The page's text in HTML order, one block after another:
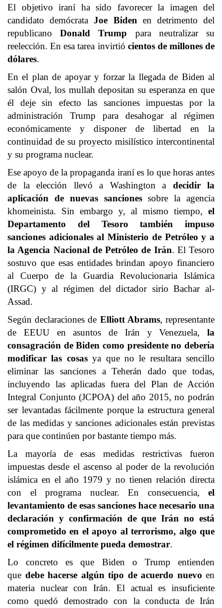
El objetivo iraní ha sido favorecer la imagen del
candidato demócrataJoe Biden en detrimento del
republicanoDonald Trump para neutralizar su
reelección. En esa tarea invirtió cientos de millones de
dólares.
En el plan de apoyar y forzar la llegada de Biden al
salón Oval, los mullah depositan su esperanza en que
él deje sin efecto las sanciones impuestas por la
administración Trump para desahogar al régimen
económicamente y disponer de libertad en la
continuidad de su proyecto misilístico intercontinental
y su programa nuclear.
Ese apoyo de la propaganda iraní es lo que horas antes
de la elección llevó a Washington a decidir la
aplicación de nuevas sancionessobre la agencia
khomeinista. Sin embargo y, al mismo tiempo, el
Departamento del Tesoro también impuso
sanciones adicionales al Ministerio de Petróleo y a
la Agencia Nacional de Petróleo de Irán. El Tesoro
sostuvo que esas entidades brindan apoyo financiero
al Cuerpo de la Guardia Revolucionaria Islámica
(IRGC) y al régimen del dictador sirio Bachar al-
Assad.
Según declaraciones de Elliott Abrams, representante
de EEUU en asuntos de Irán y Venezuela, la
consagración de Biden como presidente no debería
modificar las cosasya que no le resultara sencillo
eliminar las sanciones a Teherán dado que todas,
incluyendo las aplicadas fuera del Plan de Acción
Integral Conjunto (JCPOA) del año 2015, no podrán
ser levantadas fácilmente porque la estructura general
de las medidas y sanciones adicionales están previstas
para que continúen por bastante tiempo más.
La mayoría de esas medidas restrictivas fueron
impuestas desde el ascenso al poder de la revolución
islámica en el año 1979 y no tienen relación directa
con el programa nuclear. En consecuencia, el
levantamiento de esas sanciones hace necesario una
declaración y confirmación de que Irán no está
comprometido en el apoyo al terrorismo, algo que
el régimen difícilmente pueda demostrar.
Lo concreto es que Biden o Trump entienden
que debe hacerse algún tipo de acuerdo nuevo en
materia nuclear con Irán. El actual es insuficiente
como quedó demostrado con la conducta de Irán